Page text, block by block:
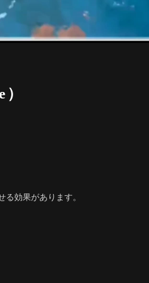
効果があります。